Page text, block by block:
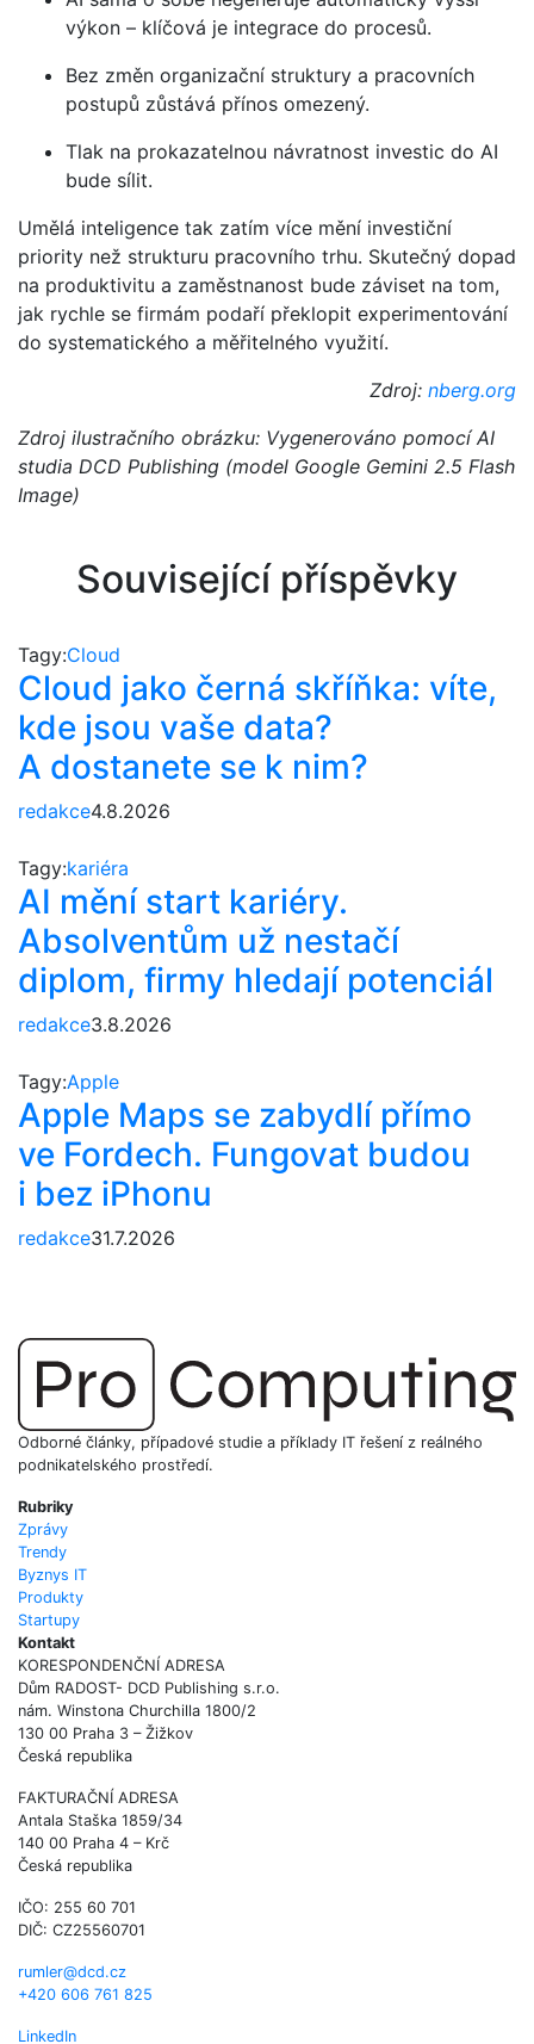
výkon – klíčová je integrace do procesů.
Bez změn organizační struktury a pracovních
postupů zůstává přínos omezený.
Tlak na prokazatelnou návratnost investic do AI
bude sílit.
Umělá inteligence tak zatím více mění investiční
priority než strukturu pracovního trhu. Skutečný dopad
na produktivitu a zaměstnanost bude záviset na tom,
jak rychle se firmám podaří překlopit experimentování
do systematického a měřitelného využití.
Zdroj: nberg.org
Zdroj ilustračního obrázku: Vygenerováno pomocí AI
studia DCD Publishing (model Google Gemini 2.5 Flash
Image)
Související příspěvky
Tagy:Cloud
Cloud jako černá skříňka: víte,
kde jsou vaše data?
A dostanete se k nim?
redakce4.8.2026
Tagy:kariéra
AI mění start kariéry.
Absolventům už nestačí
diplom, firmy hledají potenciál
redakce3.8.2026
Tagy:Apple
Apple Maps se zabydlí přímo
ve Fordech. Fungovat budou
i bez iPhonu
redakce31.7.2026
Odborné články, případové studie a příklady IT řešení z reálného
podnikatelského prostředí.
Rubriky
Zprávy
Trendy
Byznys IT
Produkty
Startupy
Kontakt
KORESPONDENČNÍ ADRESA
Dům RADOST- DCD Publishing s.r.o.
nám. Winstona Churchilla 1800/2
130 00 Praha 3 – Žižkov
Česká republika
FAKTURAČNÍ ADRESA
Antala Staška 1859/34
140 00 Praha 4 – Krč
Česká republika
IČO: 255 60 701
DIČ: CZ25560701
rumler@dcd.cz
+420 606 761 825
LinkedIn